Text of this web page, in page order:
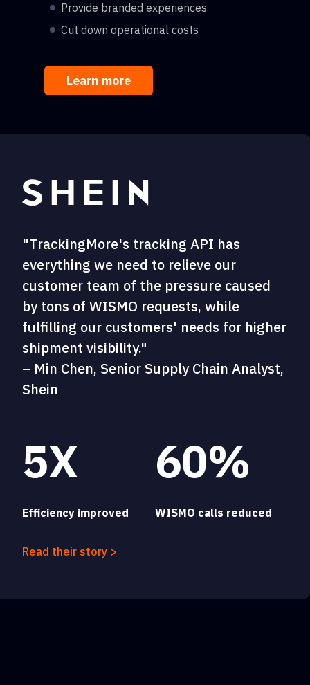
Provide branded experiences
Cut down operational costs
Learn more
"TrackingMore's tracking API has
everything we need to relieve our
customer team of the pressure caused
by tons of WISMO requests, while
fulfilling our customers' needs for higher
shipment visibility."
– Min Chen, Senior Supply Chain Analyst,
Shein
5X
Efficiency improved
60%
WISMO calls reduced
Read their story >